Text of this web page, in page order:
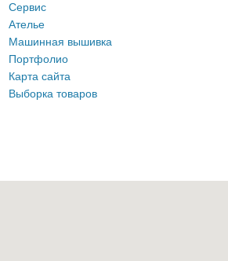
Сервис
Ателье
Машинная вышивка
Портфолио
Карта сайта
Выборка товаров